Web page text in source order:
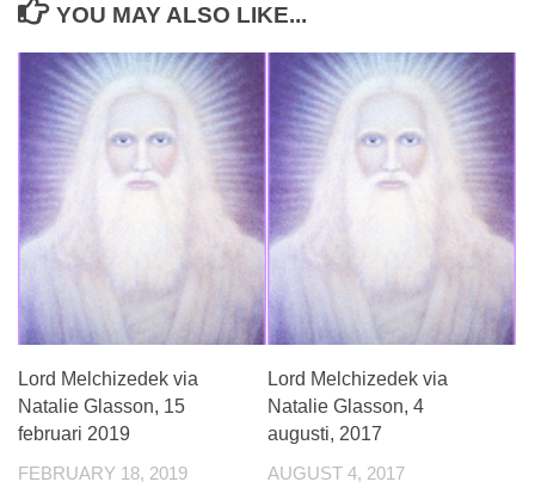
YOU MAY ALSO LIKE...
Lord Melchizedek via
Natalie Glasson, 15
februari 2019
FEBRUARY 18, 2019
Lord Melchizedek via
Natalie Glasson, 4
augusti, 2017
AUGUST 4, 2017